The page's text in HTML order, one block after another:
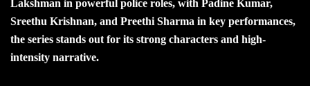
Lakshman in powerful police roles, with Padine Kumar,
Sreethu Krishnan, and Preethi Sharma in key performances,
the series stands out for its strong characters and high-
intensity narrative.